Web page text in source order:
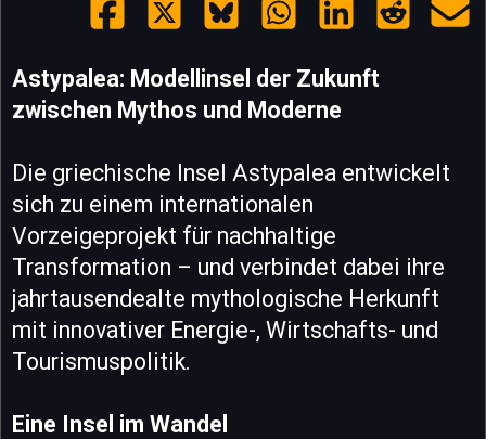
Astypalea: Modellinsel der Zukunft
zwischen Mythos und Moderne
Die griechische Insel Astypalea entwickelt
sich zu einem internationalen
Vorzeigeprojekt für nachhaltige
Transformation – und verbindet dabei ihre
jahrtausendealte mythologische Herkunft
mit innovativer Energie-, Wirtschafts- und
Tourismuspolitik.
Eine Insel im Wandel